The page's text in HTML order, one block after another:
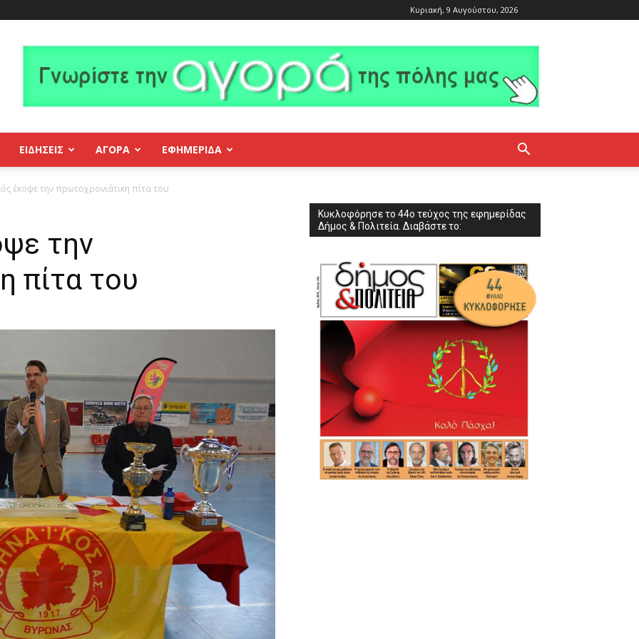
Κυριακή, 9 Αυγούστου, 2026
ΕΙΔΗΣΕΙΣ ΑΓΟΡΑ ΕΦΗΜΕΡΊΔΑ
έκοψε την πρωτοχρονιάτικη πίτα του
την
πίτα του
Κυκλοφόρησε το 44ο τεύχος της εφημερίδας
Δήμος & Πολιτεία. Διαβάστε το: